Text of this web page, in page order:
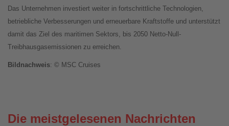
Das Unternehmen investiert weiter in fortschrittliche Technologien,
betriebliche Verbesserungen und erneuerbare Kraftstoffe und unterstützt
damit das Ziel des maritimen Sektors, bis 2050 Netto-Null-
Treibhausgasemissionen zu erreichen.
Bildnachweis: © MSC Cruises
Die meistgelesenen Nachrichten